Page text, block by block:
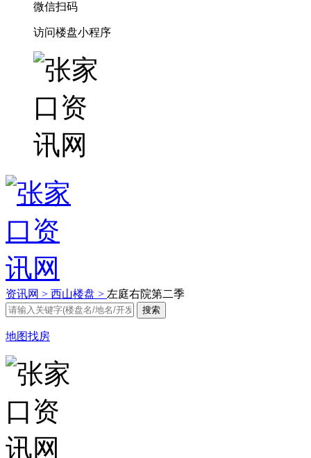
微信扫码
访问楼盘小程序
资讯网 > 西山楼盘 > 左庭右院第二季
地图找房